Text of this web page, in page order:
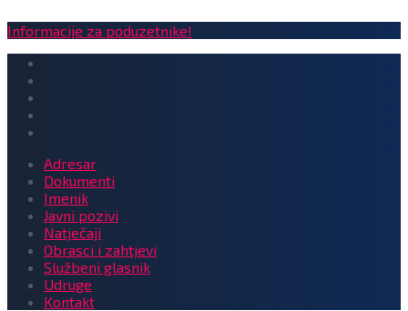
Informacije za poduzetnike!
Adresar
Dokumenti
Imenik
Javni pozivi
Natječaji
Obrasci i zahtjevi
Službeni glasnik
Udruge
Kontakt